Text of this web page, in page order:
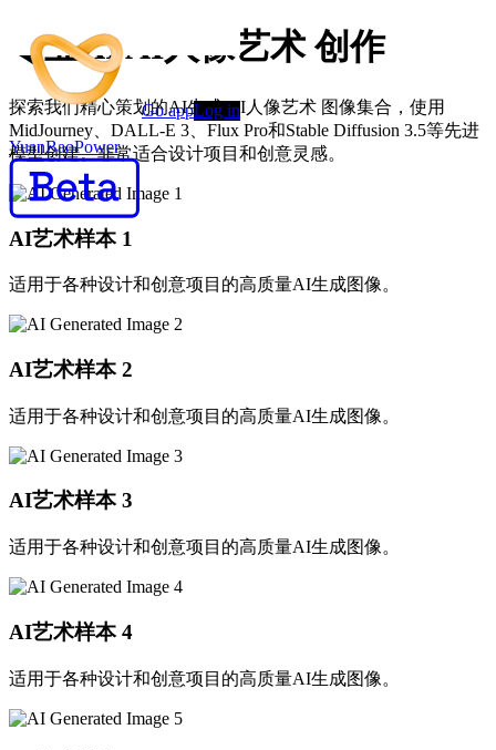
YuanBaoPower
Go appLog in
专业AI AI人像艺术 创作
探索我们精心策划的AI生成 AI人像艺术 图像集合，使用
MidJourney、DALL-E 3、Flux Pro和Stable Diffusion 3.5等先进
模型创建。非常适合设计项目和创意灵感。
AI艺术样本 1
适用于各种设计和创意项目的高质量AI生成图像。
AI艺术样本 2
适用于各种设计和创意项目的高质量AI生成图像。
AI艺术样本 3
适用于各种设计和创意项目的高质量AI生成图像。
AI艺术样本 4
适用于各种设计和创意项目的高质量AI生成图像。